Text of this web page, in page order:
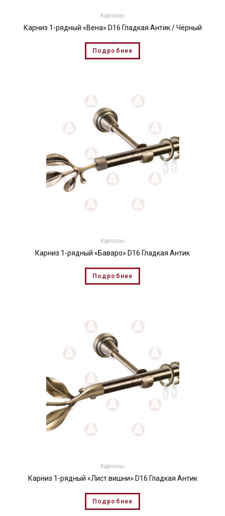
Карнизы
Карниз 1-рядный «Вена» D16 Гладкая Антик / Чёрный
Подробнее
Карнизы
Карниз 1-рядный «Баваро» D16 Гладкая Антик
Подробнее
Карнизы
Карниз 1-рядный «Лист вишни» D16 Гладкая Антик
Подробнее